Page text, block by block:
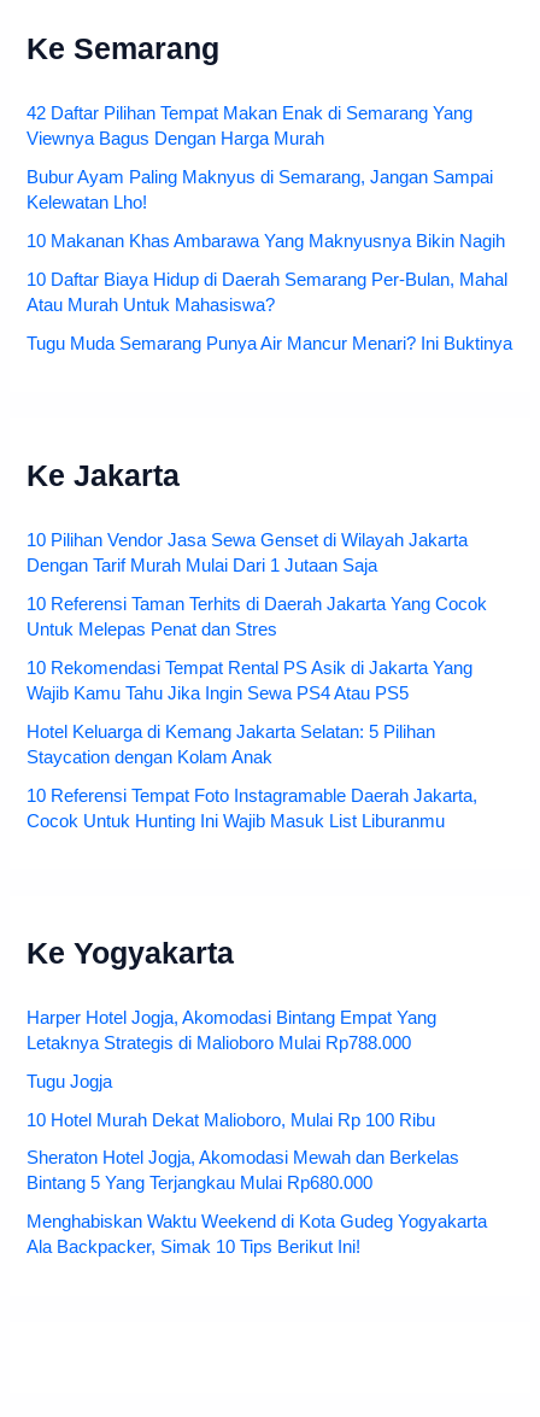
Ke Semarang
42 Daftar Pilihan Tempat Makan Enak di Semarang Yang
Viewnya Bagus Dengan Harga Murah
Bubur Ayam Paling Maknyus di Semarang, Jangan Sampai
Kelewatan Lho!
10 Makanan Khas Ambarawa Yang Maknyusnya Bikin Nagih
10 Daftar Biaya Hidup di Daerah Semarang Per-Bulan, Mahal
Atau Murah Untuk Mahasiswa?
Tugu Muda Semarang Punya Air Mancur Menari? Ini Buktinya
Ke Jakarta
10 Pilihan Vendor Jasa Sewa Genset di Wilayah Jakarta
Dengan Tarif Murah Mulai Dari 1 Jutaan Saja
10 Referensi Taman Terhits di Daerah Jakarta Yang Cocok
Untuk Melepas Penat dan Stres
10 Rekomendasi Tempat Rental PS Asik di Jakarta Yang
Wajib Kamu Tahu Jika Ingin Sewa PS4 Atau PS5
Hotel Keluarga di Kemang Jakarta Selatan: 5 Pilihan
Staycation dengan Kolam Anak
10 Referensi Tempat Foto Instagramable Daerah Jakarta,
Cocok Untuk Hunting Ini Wajib Masuk List Liburanmu
Ke Yogyakarta
Harper Hotel Jogja, Akomodasi Bintang Empat Yang
Letaknya Strategis di Malioboro Mulai Rp788.000
Tugu Jogja
10 Hotel Murah Dekat Malioboro, Mulai Rp 100 Ribu
Sheraton Hotel Jogja, Akomodasi Mewah dan Berkelas
Bintang 5 Yang Terjangkau Mulai Rp680.000
Menghabiskan Waktu Weekend di Kota Gudeg Yogyakarta
Ala Backpacker, Simak 10 Tips Berikut Ini!